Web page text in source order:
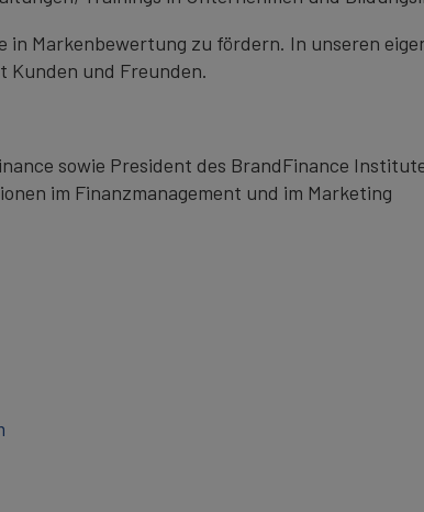
in Markenbewertung zu fördern. In unseren
und Freunden.
sowie President des BrandFinance
im Finanzmanagement und im Marketing